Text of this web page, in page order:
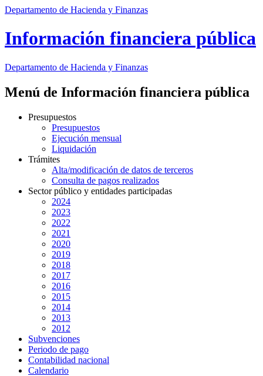
Departamento de Hacienda y Finanzas
Información financiera pública
Departamento de Hacienda y Finanzas
Menú de Información financiera pública
Presupuestos
Presupuestos
Ejecución mensual
Liquidación
Trámites
Alta/modificación de datos de terceros
Consulta de pagos realizados
Sector público y entidades participadas
2024
2023
2022
2021
2020
2019
2018
2017
2016
2015
2014
2013
2012
Subvenciones
Periodo de pago
Contabilidad nacional
Calendario